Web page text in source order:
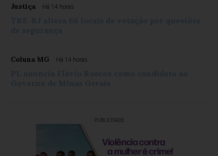
Justiça Há 14 horas
Coluna MG Há 14 horas
PUBLICIDADE